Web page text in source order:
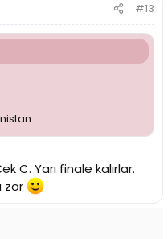
#13
C. Yarı finale kalırlar.
zor